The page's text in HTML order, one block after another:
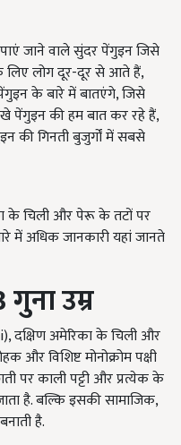
जाने वाले सुंदर पेंगुइन जिसे
लोग दूर-दूर से आते हैं,
के बारे में बातएंगे, जिसे
पेंगुइन की हम बात कर रहे हैं,
की गिनती बुजुर्गों में सबसे
के चिली और पेरू के तटों पर
अधिक जानकारी यहां जानते
उम्र
दक्षिण अमेरिका के चिली और
और विशिष्ट मोनोक्रोम पक्षी
पर काली पट्टी और प्रत्येक के
है. बल्कि इसकी सामाजिक,
है.